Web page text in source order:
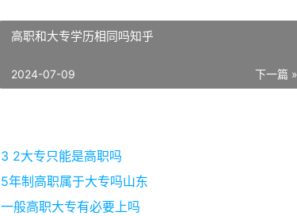
高职和大专学历相同吗知乎
下一篇 »
2024-07-09
3 2大专只能是高职吗
5年制高职属于大专吗山东
一般高职大专有必要上吗